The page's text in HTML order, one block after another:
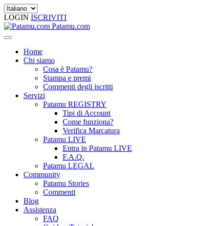
LOGIN ISCRIVITI
Patamu.com
Home
Chi siamo
Cosa è Patamu?
Stampa e premi
Commenti degli iscritti
Servizi
Patamu REGISTRY
Tipi di Account
Come funziona?
Verifica Marcatura
Patamu LIVE
Entra in Patamu LIVE
F.A.Q.
Patamu LEGAL
Community
Patamu Stories
Commenti
Blog
Assistenza
FAQ